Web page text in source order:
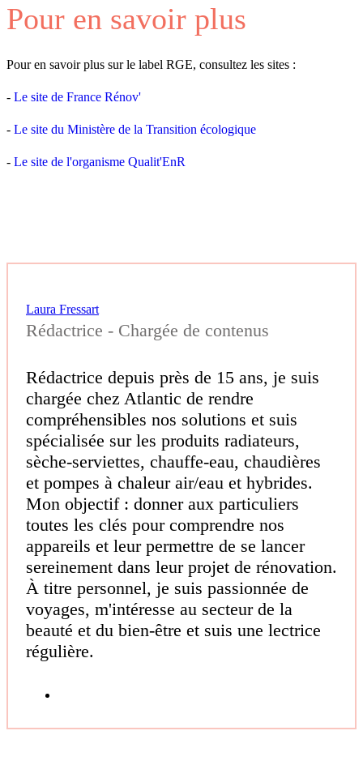
Pour en savoir plus
Pour en savoir plus sur le label RGE, consultez les sites :
- Le site de France Rénov'
- Le site du Ministère de la Transition écologique
- Le site de l'organisme Qualit'EnR
Laura Fressart
Rédactrice - Chargée de contenus
Rédactrice depuis près de 15 ans, je suis
chargée chez Atlantic de rendre
compréhensibles nos solutions et suis
spécialisée sur les produits radiateurs,
sèche-serviettes, chauffe-eau, chaudières
et pompes à chaleur air/eau et hybrides.
Mon objectif : donner aux particuliers
toutes les clés pour comprendre nos
appareils et leur permettre de se lancer
sereinement dans leur projet de rénovation.
À titre personnel, je suis passionnée de
voyages, m'intéresse au secteur de la
beauté et du bien-être et suis une lectrice
régulière.